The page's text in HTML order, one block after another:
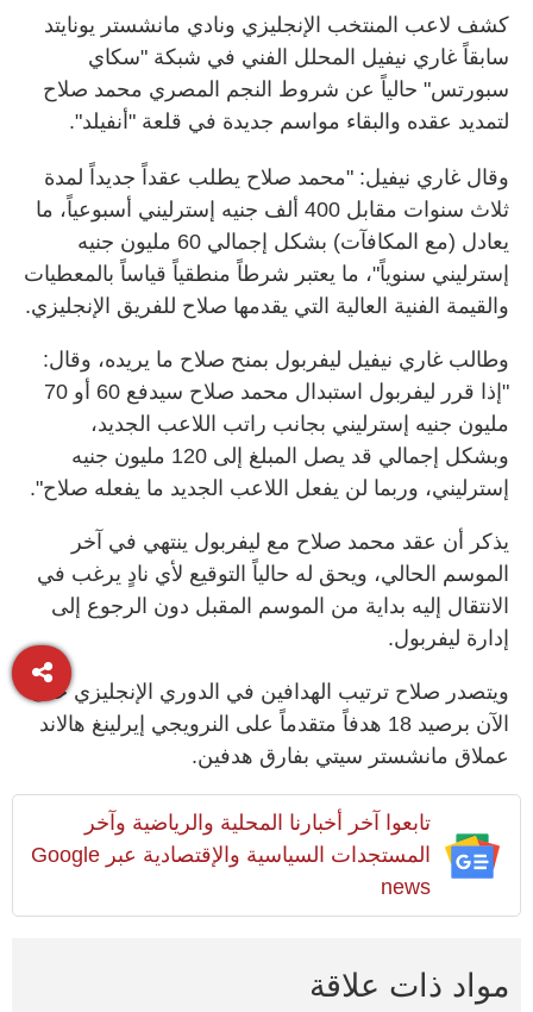
كشف لاعب المنتخب الإنجليزي ونادي مانشستر يونايتد
سابقاً غاري نيفيل المحلل الفني في شبكة "سكاي
سبورتس" حالياً عن شروط النجم المصري محمد صلاح
لتمديد عقده والبقاء مواسم جديدة في قلعة "أنفيلد".
وقال غاري نيفيل: "محمد صلاح يطلب عقداً جديداً لمدة
ثلاث سنوات مقابل 400 ألف جنيه إسترليني أسبوعياً، ما
يعادل (مع المكافآت) بشكل إجمالي 60 مليون جنيه
إسترليني سنوياً"، ما يعتبر شرطاً منطقياً قياساً بالمعطيات
والقيمة الفنية العالية التي يقدمها صلاح للفريق الإنجليزي.
وطالب غاري نيفيل ليفربول بمنح صلاح ما يريده، وقال:
"إذا قرر ليفربول استبدال محمد صلاح سيدفع 60 أو 70
مليون جنيه إسترليني بجانب راتب اللاعب الجديد،
وبشكل إجمالي قد يصل المبلغ إلى 120 مليون جنيه
إسترليني، وربما لن يفعل اللاعب الجديد ما يفعله صلاح".
يذكر أن عقد محمد صلاح مع ليفربول ينتهي في آخر
الموسم الحالي، ويحق له حالياً التوقيع لأي نادٍ يرغب في
الانتقال إليه بداية من الموسم المقبل دون الرجوع إلى
إدارة ليفربول.
ويتصدر صلاح ترتيب الهدافين في الدوري الإنجليزي حتى
الآن برصيد 18 هدفاً متقدماً على النرويجي إيرلينغ هالاند
عملاق مانشستر سيتي بفارق هدفين.
تابعوا آخر أخبارنا المحلية والرياضية وآخر
المستجدات السياسية والإقتصادية عبر Google
news
مواد ذات علاقة